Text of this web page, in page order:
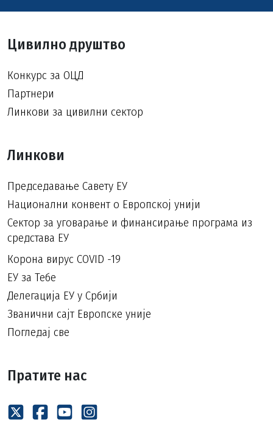
Цивилно друштво
Конкурс за ОЦД
Партнери
Линкови за цивилни сектор
Линкови
Председавање Савету ЕУ
Национални конвент о Европској унији
Сектор за уговарање и финансирање програма из
средстава ЕУ
Корона вирус COVID -19
ЕУ за Тебе
Делегација ЕУ у Србији
Званични сајт Европске уније
Погледај све
Пратите нас